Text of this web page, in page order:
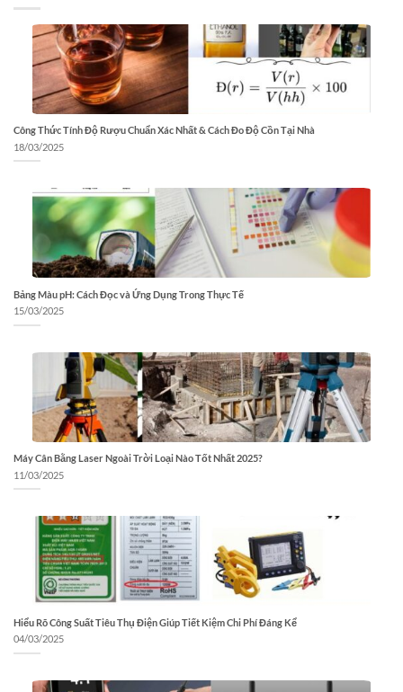
Công Thức Tính Độ Rượu Chuẩn Xác Nhất & Cách Đo Độ Cồn Tại Nhà
18/03/2025
Bảng Màu pH: Cách Đọc và Ứng Dụng Trong Thực Tế
15/03/2025
Máy Cân Bằng Laser Ngoài Trời Loại Nào Tốt Nhất 2025?
11/03/2025
Hiểu Rõ Công Suất Tiêu Thụ Điện Giúp Tiết Kiệm Chi Phí Đáng Kể
04/03/2025